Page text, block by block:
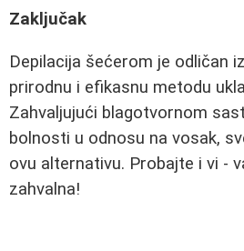
Zaključak
Depilacija šećerom je odličan
prirodnu i efikasnu metodu
Zahvaljujući blagotvornom
bolnosti u odnosu na vosak,
ovu alternativu. Probajte i vi -
zahvalna!